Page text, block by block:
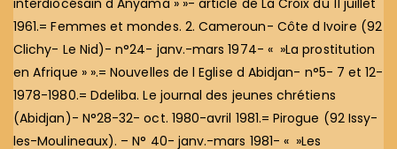
1961.= Femmes et mondes. 2. Cameroun- Côte d Ivoire (92
Clichy- Le Nid)- n°24- janv.-mars 1974- « »La prostitution
en Afrique » ».= Nouvelles de l Eglise d Abidjan- n°5- 7 et 12-
1978-1980.= Ddeliba. Le journal des jeunes chrétiens
(Abidjan)- N°28-32- oct. 1980-avril 1981.= Pirogue (92 Issy-
les-Moulineaux). – N° 40- janv.-mars 1981- « »Les